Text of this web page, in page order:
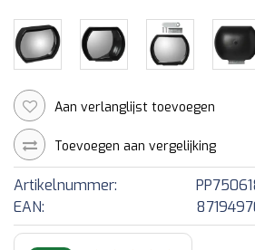
Aan verlanglijst toevoegen
Toevoegen aan vergelijking
Artikelnummer:
EAN: